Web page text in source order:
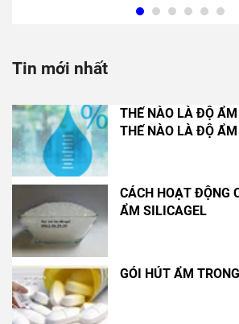
Tin mới nhất
THẾ NÀO LÀ ĐỘ
THẾ NÀO LÀ ĐỘ
CÁCH HOẠT ĐỘNG
ẨM SILICAGEL
GÓI HÚT ẨM